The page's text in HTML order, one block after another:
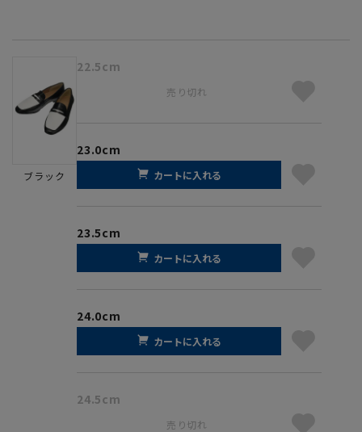
ブラック
22.5cm
売り切れ
23.0cm
カートに入れる
23.5cm
カートに入れる
24.0cm
カートに入れる
24.5cm
売り切れ